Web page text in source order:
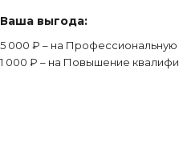
Ваша выгода:
5 000 ₽ – на Профессиональную
1 000 ₽ – на Повышение